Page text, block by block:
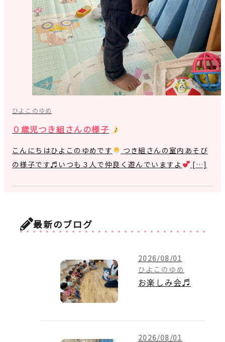
ひよこのゆめ
０歳児つき組さんの様子
こんにちはひよこのゆめです
つき組さんの室内あそび
の様子です♬いつも３人で仲良く遊んでいますよ
[…]
最新のブログ
2026/08/01
ひよこのゆめ
お楽しみ会♬
2026/08/01